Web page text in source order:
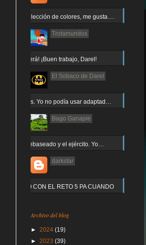
Muy buena elección de colores, me gusta.…
Trotamundos
¡Arnor no caerá! ¡Buen trabajo, Darel!
El Sobaco de Darel
Jajaja gracias. Yo no podía usar adaptad…
Bago Ganapie
Increíble el rebaseado y el ejército. Yo…
darkstar
Y QUE PASO CON EL RETO 5 PA CUANDO
Archivo del blog
► 2024 (19)
► 2023 (39)